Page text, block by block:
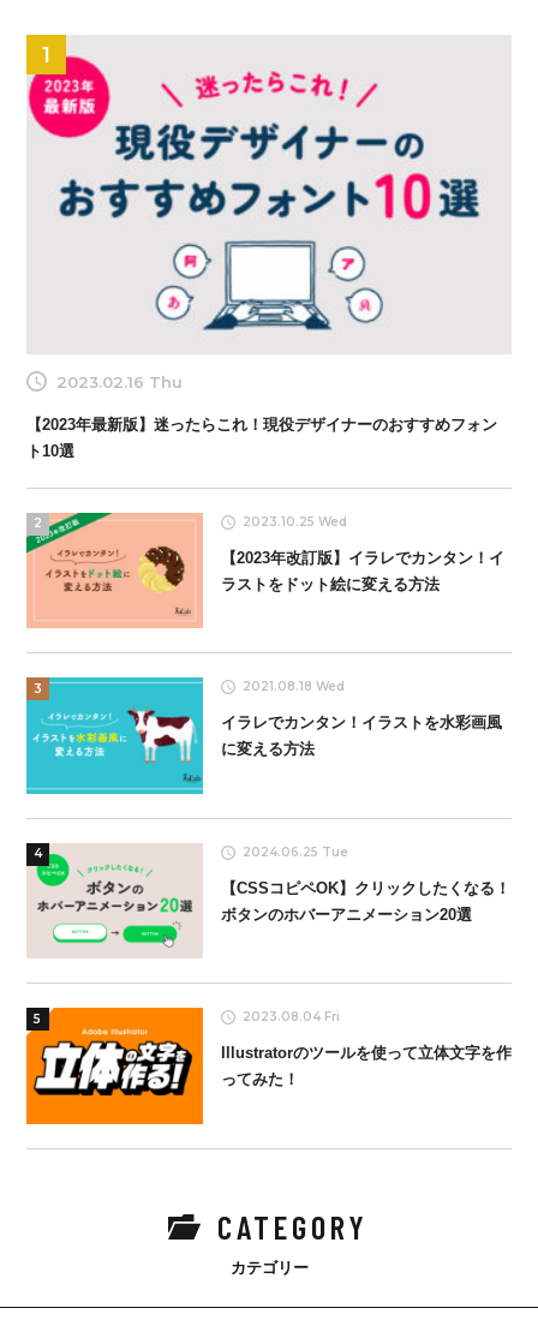
1
2023.02.16 Thu
【2023年最新版】迷ったらこれ！現役デザイナーのおすすめフォン
ト10選
2 2023.10.25 Wed
【2023年改訂版】イラレでカンタン！イ
ラストをドット絵に変える方法
3 2021.08.18 Wed
イラレでカンタン！イラストを水彩画風
に変える方法
4 2024.06.25 Tue
【CSSコピペOK】クリックしたくなる！
ボタンのホバーアニメーション20選
5 2023.08.04 Fri
Illustratorのツールを使って立体文字を作
ってみた！
CATEGORY
カテゴリー